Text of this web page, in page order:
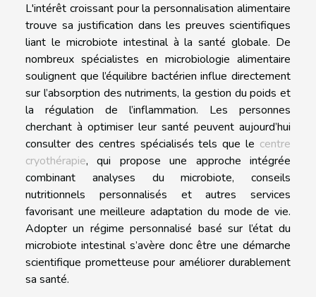
L'intérêt croissant pour la personnalisation alimentaire
trouve sa justification dans les preuves scientifiques
liant le microbiote intestinal à la santé globale. De
nombreux spécialistes en microbiologie alimentaire
soulignent que l’équilibre bactérien influe directement
sur l’absorption des nutriments, la gestion du poids et
la régulation de l’inflammation. Les personnes
cherchant à optimiser leur santé peuvent aujourd’hui
consulter des centres spécialisés tels que le centre
cryothérapie, qui propose une approche intégrée
combinant analyses du microbiote, conseils
nutritionnels personnalisés et autres services
favorisant une meilleure adaptation du mode de vie.
Adopter un régime personnalisé basé sur l’état du
microbiote intestinal s’avère donc être une démarche
scientifique prometteuse pour améliorer durablement
sa santé.